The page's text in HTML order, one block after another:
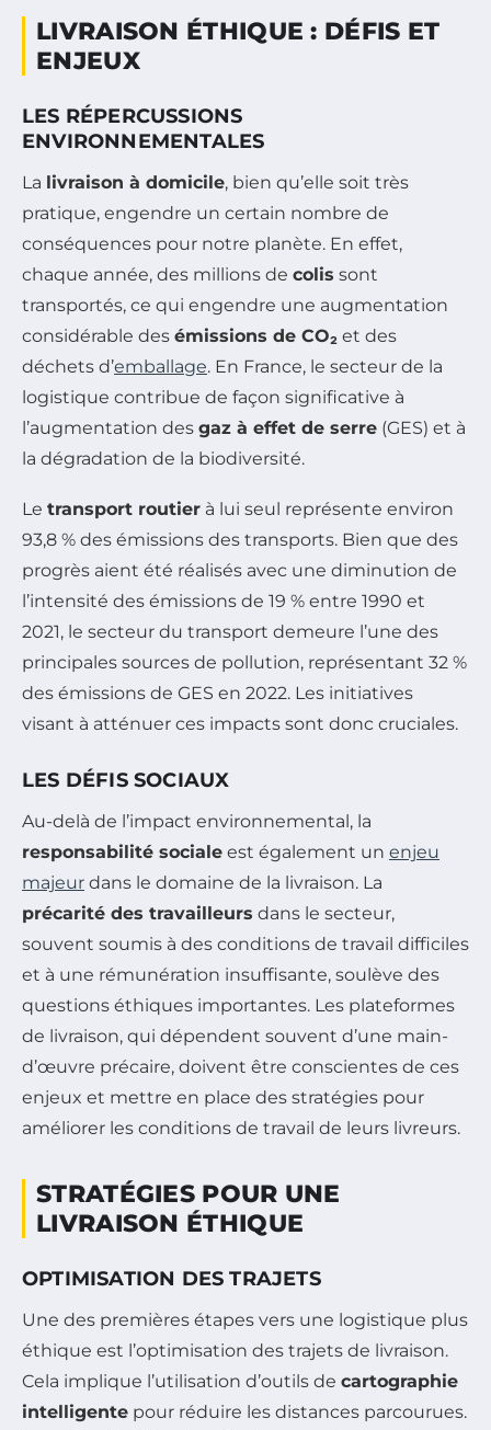
LIVRAISON ÉTHIQUE : DÉFIS ET
ENJEUX
LES RÉPERCUSSIONS
ENVIRONNEMENTALES
La livraison à domicile, bien qu’elle soit très
pratique, engendre un certain nombre de
conséquences pour notre planète. En effet,
chaque année, des millions de colis sont
transportés, ce qui engendre une augmentation
considérable des émissions de CO₂ et des
déchets d’emballage. En France, le secteur de la
logistique contribue de façon significative à
l’augmentation des gaz à effet de serre (GES) et à
la dégradation de la biodiversité.
Le transport routier à lui seul représente environ
93,8 % des émissions des transports. Bien que des
progrès aient été réalisés avec une diminution de
l’intensité des émissions de 19 % entre 1990 et
2021, le secteur du transport demeure l’une des
principales sources de pollution, représentant 32 %
des émissions de GES en 2022. Les initiatives
visant à atténuer ces impacts sont donc cruciales.
LES DÉFIS SOCIAUX
Au-delà de l’impact environnemental, la
responsabilité sociale est également un enjeu
majeur dans le domaine de la livraison. La
précarité des travailleurs dans le secteur,
souvent soumis à des conditions de travail difficiles
et à une rémunération insuffisante, soulève des
questions éthiques importantes. Les plateformes
de livraison, qui dépendent souvent d’une main-
d’œuvre précaire, doivent être conscientes de ces
enjeux et mettre en place des stratégies pour
améliorer les conditions de travail de leurs livreurs.
STRATÉGIES POUR UNE
LIVRAISON ÉTHIQUE
OPTIMISATION DES TRAJETS
Une des premières étapes vers une logistique plus
éthique est l’optimisation des trajets de livraison.
Cela implique l’utilisation d’outils de cartographie
intelligente pour réduire les distances parcourues.